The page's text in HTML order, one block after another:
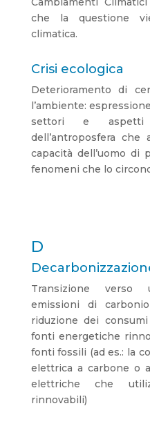
che la questione
climatica.
Crisi ecologica
Deterioramento di
l’ambiente:
settori e
dell’antroposfera
capacità dell’uomo di
fenomeni che lo
D
Transizione verso
emissioni di
riduzione dei
fonti energetiche
fonti fossili (ad es.: la
elettrica a carbone o
elettriche che
rinnovabili)